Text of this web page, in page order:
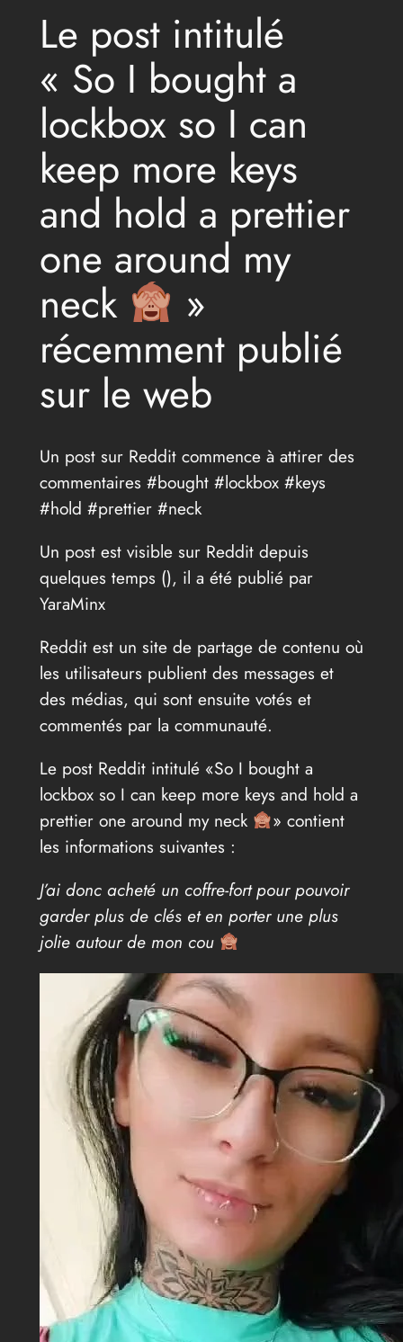
Le post intitulé
« So I bought a
lockbox so I can
keep more keys
and hold a prettier
one around my
neck »
récemment publié
sur le web
Un post sur Reddit commence à attirer des
commentaires #bought #lockbox #keys
#hold #prettier #neck
Un post est visible sur Reddit depuis
quelques temps (), il a été publié par
YaraMinx
Reddit est un site de partage de contenu où
les utilisateurs publient des messages et
des médias, qui sont ensuite votés et
commentés par la communauté.
Le post Reddit intitulé «So I bought a
lockbox so I can keep more keys and hold a
prettier one around my neck
» contient
les informations suivantes :
J’ai donc acheté un coffre-fort pour pouvoir
garder plus de clés et en porter une plus
jolie autour de mon cou